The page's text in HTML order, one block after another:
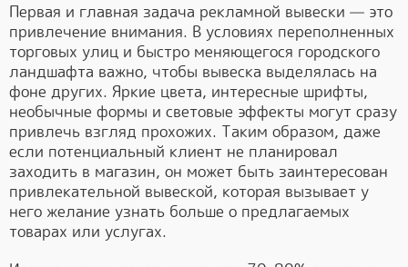
Первая и главная задача рекламной вывески — это
привлечение внимания. В условиях переполненных
торговых улиц и быстро меняющегося городского
ландшафта важно, чтобы вывеска выделялась на
фоне других. Яркие цвета, интересные шрифты,
необычные формы и световые эффекты могут сразу
привлечь взгляд прохожих. Таким образом, даже
если потенциальный клиент не планировал
заходить в магазин, он может быть заинтересован
привлекательной вывеской, которая вызывает у
него желание узнать больше о предлагаемых
товарах или услугах.